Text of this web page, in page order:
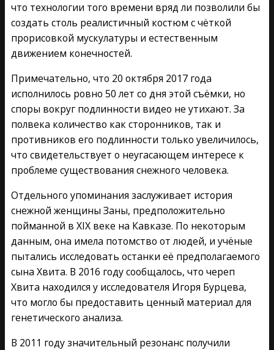
что технологии того времени вряд ли позволили бы
создать столь реалистичный костюм с чёткой
прорисовкой мускулатуры и естественным
движением конечностей.
Примечательно, что 20 октября 2017 года
исполнилось ровно 50 лет со дня этой съёмки, но
споры вокруг подлинности видео не утихают. За
полвека количество как сторонников, так и
противников его подлинности только увеличилось,
что свидетельствует о неугасающем интересе к
проблеме существования снежного человека.
Отдельного упоминания заслуживает история
снежной женщины Заны, предположительно
пойманной в XIX веке на Кавказе. По некоторым
данным, она имела потомство от людей, и учёные
пытались исследовать останки её предполагаемого
сына Хвита. В 2016 году сообщалось, что череп
Хвита находился у исследователя Игоря Бурцева,
что могло бы предоставить ценный материал для
генетического анализа.
В 2011 году значительный резонанс получили